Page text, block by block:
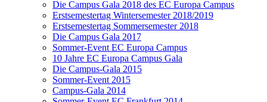
Die Campus Gala 2018 des EC Europa Campus
Erstsemestertag Wintersemester 2018/2019
Erstsemestertag Sommersemester 2018
Die Campus Gala 2017
Sommer-Event EC Europa Campus
10 Jahre EC Europa Campus Gala
Die Campus-Gala 2015
Sommer-Event 2015
Campus-Gala 2014